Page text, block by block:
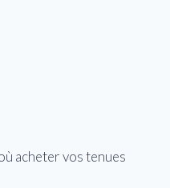
acheter vos tenues